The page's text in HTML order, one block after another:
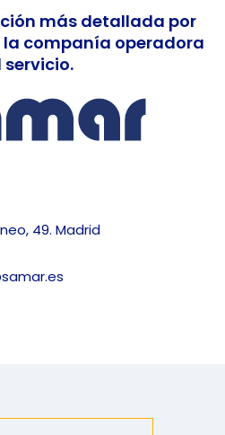
más detallada por
companía operadora
servicio.
49. Madrid